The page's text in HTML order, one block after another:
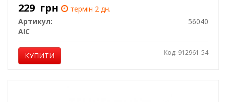
229 грн
термін 2 дн.
Артикул:
56040
AIC
КУПИТИ Код: 912961-54